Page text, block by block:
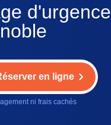
d'urgence
en ligne
ni frais cachés